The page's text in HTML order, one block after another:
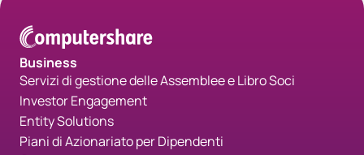
Business
Servizi di gestione delle Assemblee e Libro Soci
Investor Engagement
Entity Solutions
Piani di Azionariato per Dipendenti